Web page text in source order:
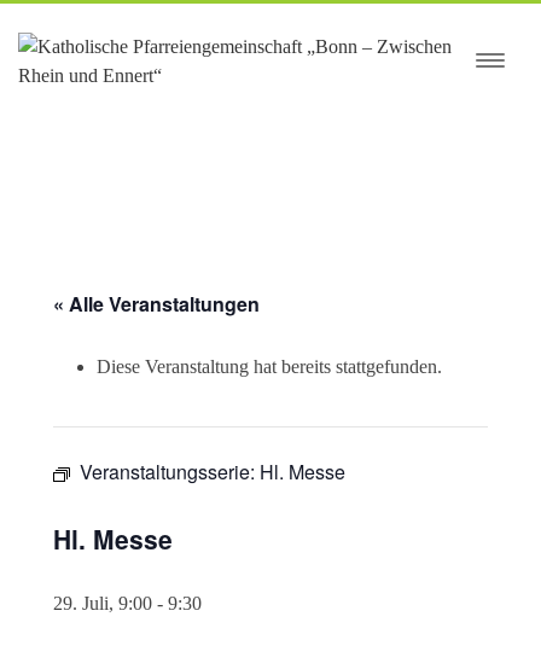
springen
« Alle Veranstaltungen
Diese Veranstaltung hat bereits stattgefunden.
Veranstaltungsserie: Hl. Messe
Hl. Messe
29. Juli, 9:00 - 9:30